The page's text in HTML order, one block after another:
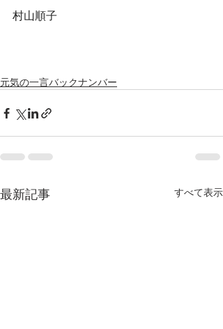
村山順子
元気の一言バックナンバー
最新記事 すべて表示